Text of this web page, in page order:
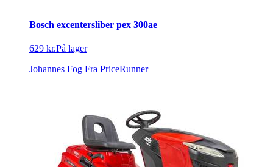
Bosch excentersliber pex 300ae
629 kr.På lager
Johannes Fog Fra PriceRunner